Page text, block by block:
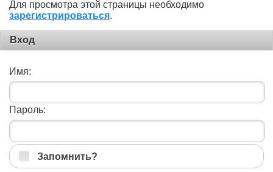
Для просмотра этой страницы необходимо
зарегистрироваться.
Вход
Имя:
Пароль:
Запомнить?